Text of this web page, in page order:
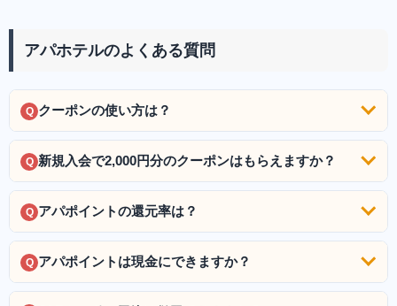
アパホテルのよくある質問
Q クーポンの使い方は？
Q 新規入会で2,000円分のクーポンはもらえますか？
Q アパポイントの還元率は？
Q アパポイントは現金にできますか？